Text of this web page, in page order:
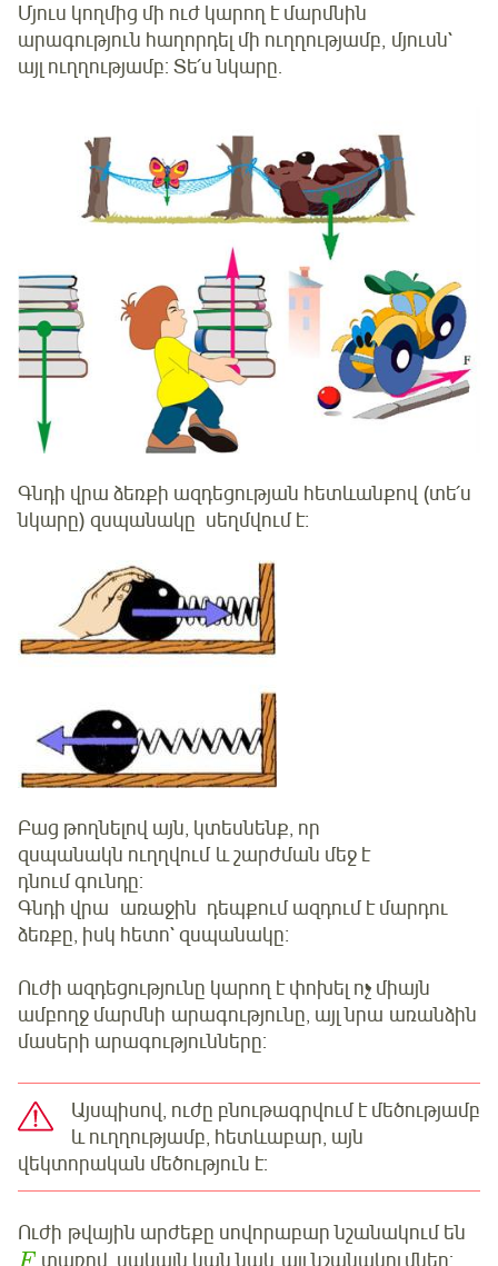
Մյուս կողմից մի ուժ կարող է մարմնին
արագություն հաղորդել մի ուղղությամբ, մյուսն`
այլ ուղղությամբ: Տե՛ս նկարը.
Գնդի վրա ձեռքի ազդեցության հետևանքով (տե՛ս
նկարը) զսպանակը սեղմվում է։
Բաց թողնելով այն, կտեսնենք, որ
զսպանակն ուղղվում և շարժման մեջ է
դնում գունդը:
Գնդի վրա առաջին դեպքում ազդում է մարդու
ձեռքը, իսկ հետո` զսպանակը։
Ուժի ազդեցությունը կարող է փոխել ոչ միայն
ամբողջ մարմնի արագությունը, այլ նրա առանձին
մասերի արագությունները:
Այսպիսով, ուժը բնութագրվում է մեծությամբ
և ուղղությամբ, հետևաբար, այն
վեկտորական մեծություն է:
Ուժի թվային արժեքը սովորաբար նշանակում են